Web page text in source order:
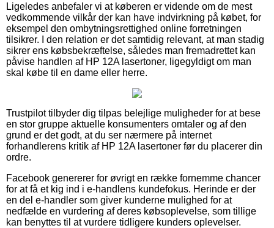
Ligeledes anbefaler vi at køberen er vidende om de mest
vedkommende vilkår der kan have indvirkning på købet, for
eksempel den ombytningsrettighed online forretningen
tilsikrer. I den relation er det samtidig relevant, at man stadig
sikrer ens købsbekræftelse, således man fremadrettet kan
påvise handlen af HP 12A lasertoner, ligegyldigt om man
skal købe til en dame eller herre.
Trustpilot tilbyder dig tilpas belejlige muligheder for at bese
en stor gruppe aktuelle konsumenters omtaler og af den
grund er det godt, at du ser nærmere på internet
forhandlerens kritik af HP 12A lasertoner før du placerer din
ordre.
Facebook genererer for øvrigt en række fornemme chancer
for at få et kig ind i e-handlens kundefokus. Herinde er der
en del e-handler som giver kunderne mulighed for at
nedfælde en vurdering af deres købsoplevelse, som tillige
kan benyttes til at vurdere tidligere kunders oplevelser.